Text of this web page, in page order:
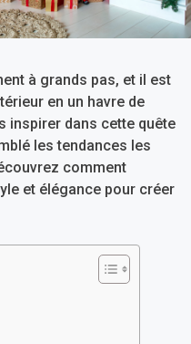
à grands pas, et il est
en un havre de
inspirer dans cette quête
les tendances les
comment
et élégance pour créer